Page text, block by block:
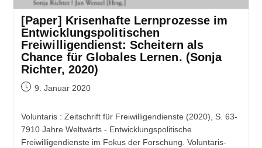
[Paper] Krisenhafte Lernprozesse im
Entwicklungspolitischen
Freiwilligendienst: Scheitern als
Chance für Globales Lernen. (Sonja
Richter, 2020)
9. Januar 2020
Voluntaris : Zeitschrift für Freiwilligendienste (2020), S. 63-
7910 Jahre Weltwärts - Entwicklungspolitische
Freiwilligendienste im Fokus der Forschung. Voluntaris-